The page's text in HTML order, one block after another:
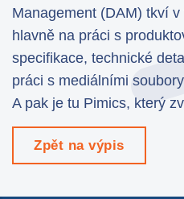
Dle komerčního užití
Distribuce &
e-Commerce
Výroba
Management (DAM) tkví
hlavně na práci s
specifikace, technické
práci s mediálními
A pak je tu Pimics, který
Zpět na výpis